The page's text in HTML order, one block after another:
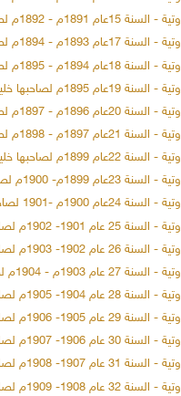
1892م لصاحبها خليل سركيس
1894م لصاحبها خليل سركيس
1895م لصاحبها خليل سركيس
لصاحبها خليل سركيس
1897م لصاحبها خليل سركيس
1898م لصاحبها خليل سركيس
لصاحبها خليل سركيس
لصاحبها خليل سركيس
1901 لصاحبها خليل سركيس
لصاحبها خليل سركيس
لصاحبها خليل سركيس
1904م لصاحبها خليل سركيس
لصاحبها خليل سركيس
لصاحبها خليل سركيس
لصاحبها خليل سركيس
لصاحبها خليل سركيس
لصاحبها خليل سركيس
137201 مشاهدة
1918
عند انتهاء الحرب العالمية الأولى عام 1918، انسحبت
الألمان من سوريا، و قد كان
عشرة آلاف جندي ألماني، وخمسة
وحوالي اثنا عشر ألف جندي عربي